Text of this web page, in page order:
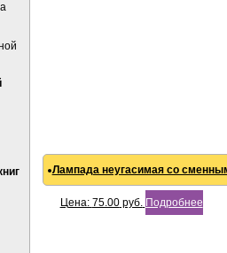
Лампада неугасимая со
Цена: 75.00руб. Подробнее